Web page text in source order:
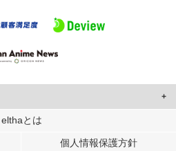
、ユーザーに合わせたコンテンツや広告の
elthaとは
個人情報保護方針